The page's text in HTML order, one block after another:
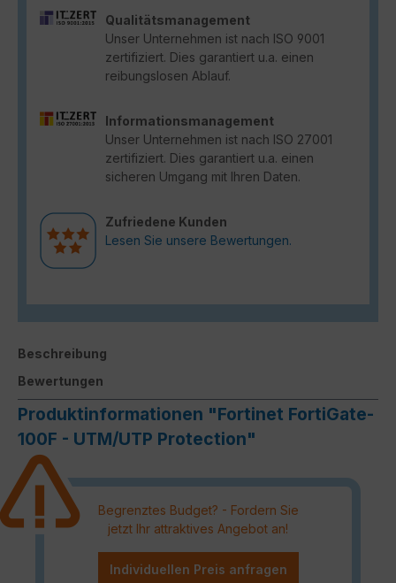
Qualitätsmanagement
Unser Unternehmen ist nach ISO 9001
zertifiziert. Dies garantiert u.a. einen
reibungslosen Ablauf.
Informationsmanagement
Unser Unternehmen ist nach ISO 27001
zertifiziert. Dies garantiert u.a. einen
sicheren Umgang mit Ihren Daten.
Zufriedene Kunden
Lesen Sie unsere Bewertungen.
Beschreibung
Bewertungen
Produktinformationen "Fortinet FortiGate-
100F - UTM/UTP Protection"
Begrenztes Budget? - Fordern Sie
jetzt Ihr attraktives Angebot an!
Individuellen Preis anfragen